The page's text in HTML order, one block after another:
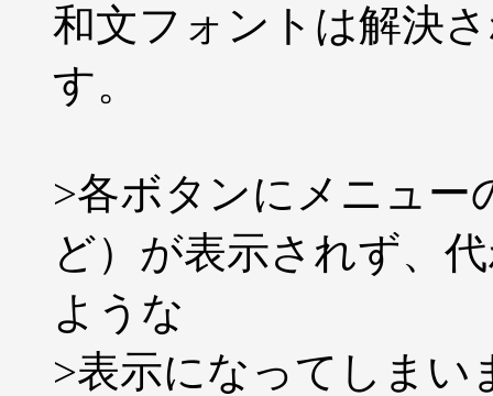
和文フォントは解決
す。
>各ボタンにメニュー
ど）が表示されず、
ような
>表示になってしまい